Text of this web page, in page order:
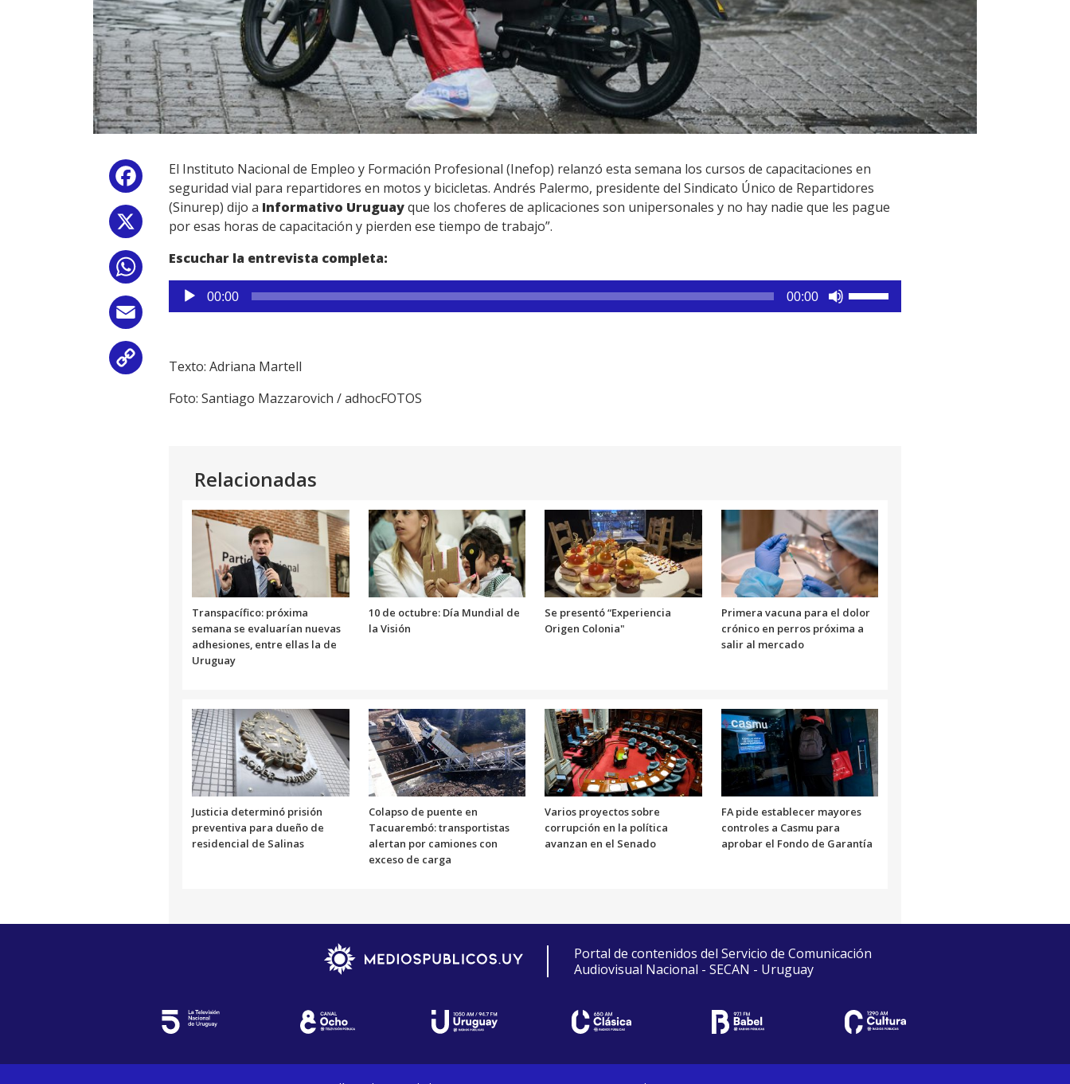
Facebook
Email
Copy
Link
El Instituto Nacional de Empleo y Formación Profesional (Inefop) relanzó esta semana los cursos de capacitaciones en
seguridad vial para repartidores en motos y bicicletas. Andrés Palermo, presidente del Sindicato Único de Repartidores
(Sinurep) dijo a Informativo Uruguayque los choferes de aplicaciones son unipersonales y no hay nadie que les pague
por esas horas de capacitación y pierden ese tiempo de trabajo”.
Escuchar la entrevista completa:
Reproductor
de
00:00 00:00
Texto: Adriana Martell
Foto: Santiago Mazzarovich / adhocFOTOS
Relacionadas
Transpacífico: próxima
semana se evaluarían nuevas
adhesiones, entre ellas la de
Uruguay
10 de octubre: Día Mundial de
la Visión
Se presentó “Experiencia
Origen Colonia"
Primera vacuna para el dolor
crónico en perros próxima a
salir al mercado
Justicia determinó prisión
preventiva para dueño de
residencial de Salinas
Colapso de puente en
Tacuarembó: transportistas
alertan por camiones con
exceso de carga
Varios proyectos sobre
corrupción en la política
avanzan en el Senado
FA pide establecer mayores
controles a Casmu para
aprobar el Fondo de Garantía
Portal de contenidos del Servicio de Comunicación
Audiovisual Nacional - SECAN - Uruguay